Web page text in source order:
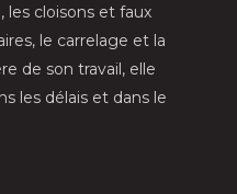
les cloisons et faux
le carrelage et la
de son travail, elle
les délais et dans le